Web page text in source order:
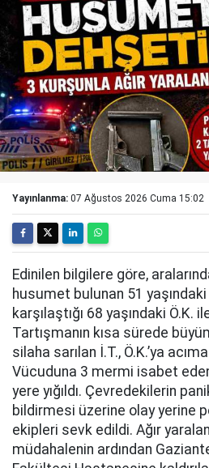
Yayınlanma: 07 Ağustos 2026 Cuma 15:02
Edinilen bilgilere göre,
husumet bulunan 51
karşılaştığı 68 yaşındaki Ö.K.
Tartışmanın kısa sürede
silaha sarılan İ.T., Ö.K.’ya
Vücuduna 3 mermi isabet
yere yığıldı. Çevredekilerin
bildirmesi üzerine olay yerine
ekipleri sevk edildi. Ağır
müdahalenin ardından